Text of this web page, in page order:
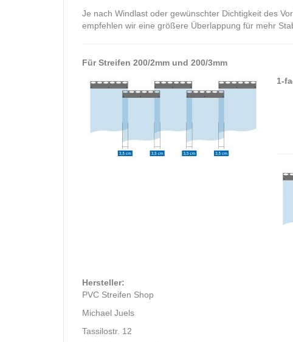
Je nach Windlast oder gewünschter Dichtigkeit des
empfehlen wir eine größere Überlappung für mehr
Für Streifen 200/2mm und 200/3mm
1-
Hersteller:
PVC Streifen Shop
Michael Juels
Tassilostr. 12